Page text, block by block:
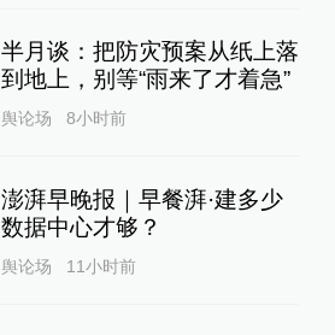
半月谈：把防灾预案从纸上落
到地上，别等“雨来了才着急”
舆论场 8小时前
澎湃早晚报｜早餐湃·建多少
数据中心才够？
舆论场 11小时前